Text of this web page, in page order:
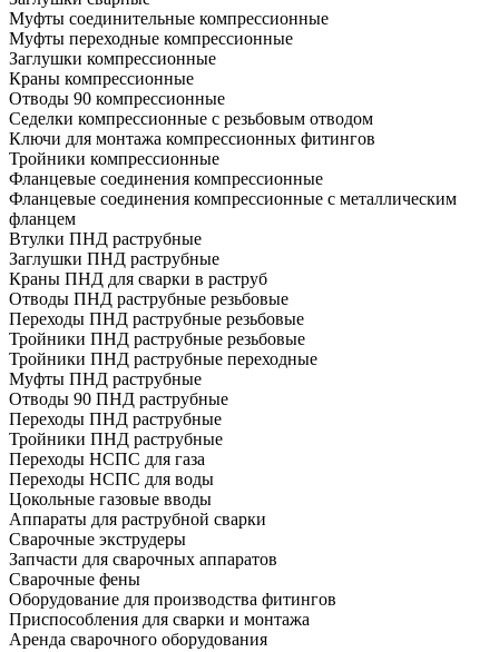
Муфты соединительные компрессионные
Муфты переходные компрессионные
Заглушки компрессионные
Краны компрессионные
Отводы 90 компрессионные
Седелки компрессионные с резьбовым отводом
Ключи для монтажа компрессионных фитингов
Тройники компрессионные
Фланцевые соединения компрессионные
Фланцевые соединения компрессионные с металлическим
фланцем
Втулки ПНД раструбные
Заглушки ПНД раструбные
Краны ПНД для сварки в раструб
Отводы ПНД раструбные резьбовые
Переходы ПНД раструбные резьбовые
Тройники ПНД раструбные резьбовые
Тройники ПНД раструбные переходные
Муфты ПНД раструбные
Отводы 90 ПНД раструбные
Переходы ПНД раструбные
Тройники ПНД раструбные
Переходы НСПС для газа
Переходы НСПС для воды
Цокольные газовые вводы
Аппараты для раструбной сварки
Сварочные экструдеры
Запчасти для сварочных аппаратов
Сварочные фены
Оборудование для производства фитингов
Приспособления для сварки и монтажа
Аренда сварочного оборудования